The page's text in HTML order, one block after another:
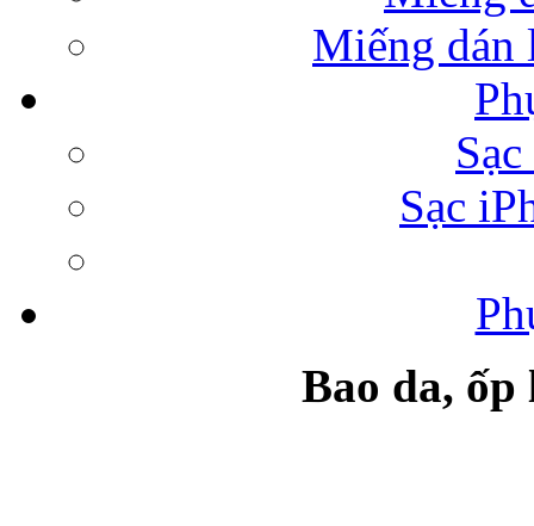
Bao da Samsung
Túi đựng iPad
Miếng dán
Sạc
Bao da,